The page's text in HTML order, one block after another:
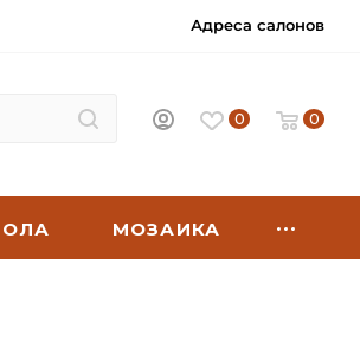
Адреса салонов
0 0
МОЗАИКА